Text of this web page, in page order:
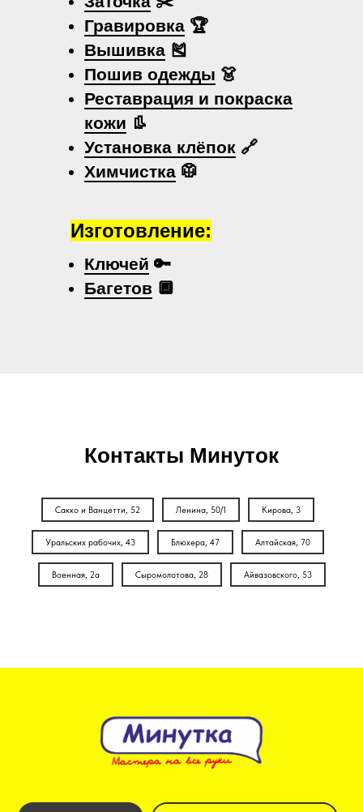
Гравировка 🏆
Вышивка 🎽
Пошив одежды 👗
Реставрация и покраска
кожи 👢
Установка клёпок 🔗
Химчистка 🥼
Ключей 🔑
Багетов 🔲
Изготовление:
Контакты Минуток
Сакко и Ванцетти, 52 Ленина, 50/1 Кирова, 3
Уральских рабочих, 43 Блюхера, 47 Алтайская, 70
Военная, 2а Сыромолотова, 28 Айвазовского, 53